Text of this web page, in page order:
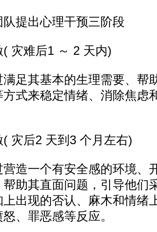
提出心理干预三阶段
难后1 ～ 2 天内)
其基本的生理需要、帮
式来稳定情绪、消除焦虑
后2 天到3 个月左右)
一个有安全感的环境、
助其直面问题，引导他们
出现的否认、麻木和情绪
、罪恶感等反应。